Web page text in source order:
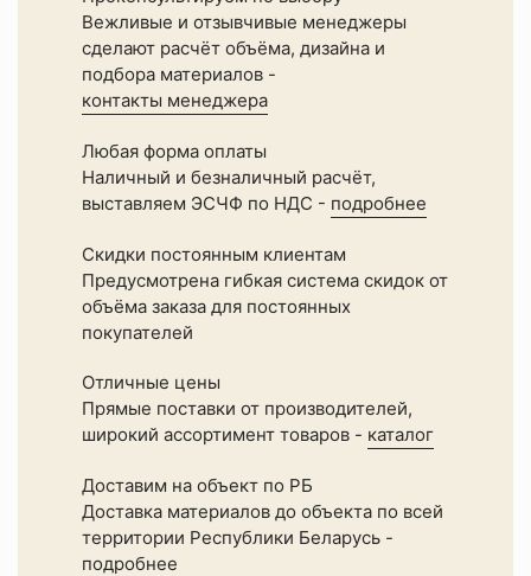
вода
Расход
м2/
один
слой
нанесения
кисть,
распыление
Степень
блеска
Страна
Россия
Тип
окрашиваемого
камень,
дерево
Вежливые и отзывчивые менеджеры
сделают расчёт объёма, дизайна и
подбора материалов -
контакты менеджера
Любая форма оплаты
Наличный и безналичный расчёт,
выставляем ЭСЧФ по НДС - подробнее
Скидки постоянным клиентам
Предусмотрена гибкая система скидок от
объёма заказа для постоянных
покупателей
Отличные цены
Прямые поставки от производителей,
широкий ассортимент товаров - каталог
Доставим на объект по РБ
Доставка материалов до объекта по всей
территории Республики Беларусь -
подробнее